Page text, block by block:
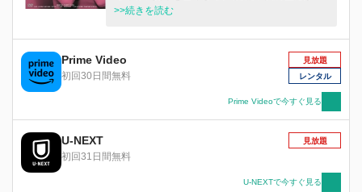
び始まる。ところが、耕三の妹・いづみが兄がい
るように諭すが…。
>>続きを読む
Prime Video
初回30日間無料
見放題
レンタル
Prime Videoで今すぐ見る
U-NEXT
初回31日間無料
見放題
U-NEXTで今すぐ見る